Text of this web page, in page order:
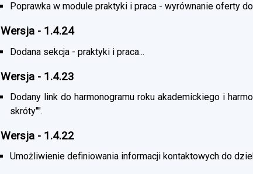
Poprawka w module praktyki i praca - wyrównanie oferty
Wersja - 1.4.24
Dodana sekcja - praktyki i praca...
Wersja - 1.4.23
Dodany link do harmonogramu roku akademickiego i
skróty"".
Wersja - 1.4.22
Umożliwienie definiowania informacji kontaktowych do